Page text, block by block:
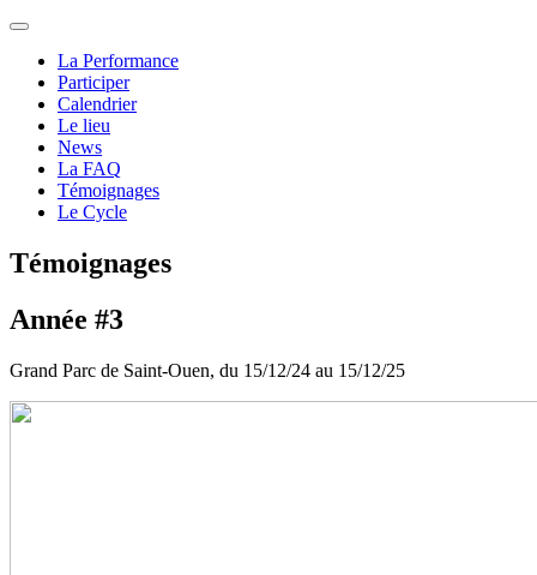
La Performance
Participer
Calendrier
Le lieu
News
La FAQ
Témoignages
Le Cycle
Témoignages
Année #3
Grand Parc de Saint-Ouen, du 15/12/24 au 15/12/25